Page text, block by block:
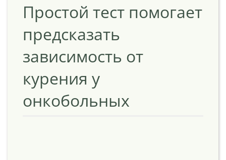
Простой тест помогает
предсказать
зависимость от
курения у
онкобольных